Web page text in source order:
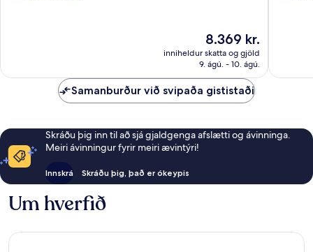
Verðið
er
8.369 kr.
8.369 kr.
inniheldur skatta og gjöld
9. ágú. - 10. ágú.
Samanburður við svipaða gististaði
Skráðu þig inn til að sjá gjaldgenga afslætti og ávinninga.
Meiri ávinningur fyrir meiri ævintýri!
Innskrá Skráðu þig, það er ókeypis
Um hverfið